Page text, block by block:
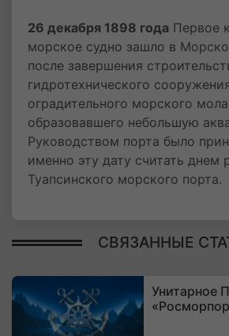
26 декабря 1898 года Первое
морское судно зашло в
после завершения
гидротехнического
оградительного морского
образовавшего небольшую
Руководством порта было
именно эту дату считать днем
Туапсинского морского порта.
СВЯЗАННЫЕ
Унитарное